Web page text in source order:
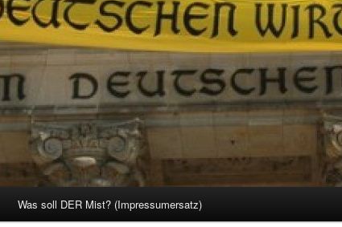
Was soll DER Mist? (Impressumersatz)